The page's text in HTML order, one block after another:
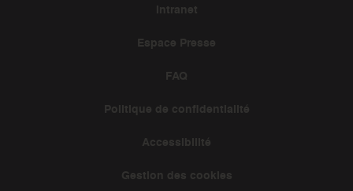
Intranet
Espace Presse
FAQ
Politique de confidentialité
Accessibilité
Gestion des cookies